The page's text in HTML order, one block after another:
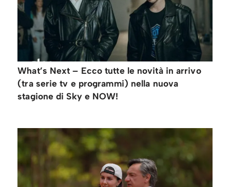
What’s Next – Ecco tutte le novità in arrivo
(tra serie tv e programmi) nella nuova
stagione di Sky e NOW!